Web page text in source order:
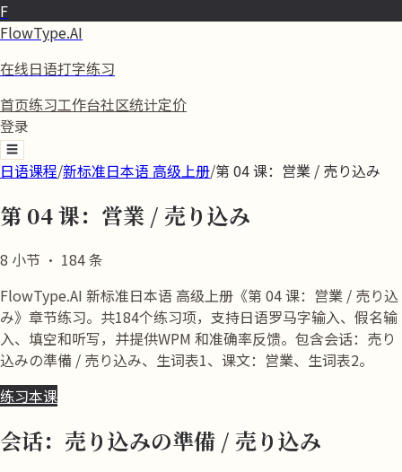
F
FlowType.AI
在线日语打字练习
首页练习工作台社区统计定价
登录
☰
日语课程/新标准日本语 高级上册/第 04 课：営業 / 売り込み
第 04 课：営業 / 売り込み
8 小节 · 184条
FlowType.AI 新标准日本语 高级上册《第 04 课：営業 / 売り込
み》章节练习。共184个练习项，支持日语罗马字输入、假名输
入、填空和听写，并提供WPM 和准确率反馈。包含会话：売り
込みの準備 / 売り込み、生词表1、课文：営業、生词表2。
练习本课
会话：売り込みの準備 / 売り込み